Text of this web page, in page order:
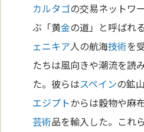
カルタゴの交易ネットワ
ぶ「黄金の道」と呼ばれ
ェニキア人の航海技術を
たちは風向きや潮流を読
た。彼らはスペインの鉱
エジプトからは穀物や麻布
芸術品を輸入した。これ